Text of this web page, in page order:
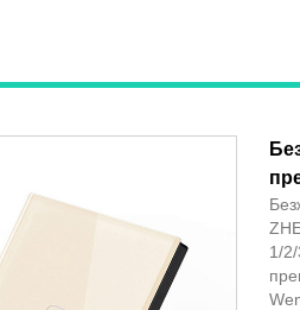
1/